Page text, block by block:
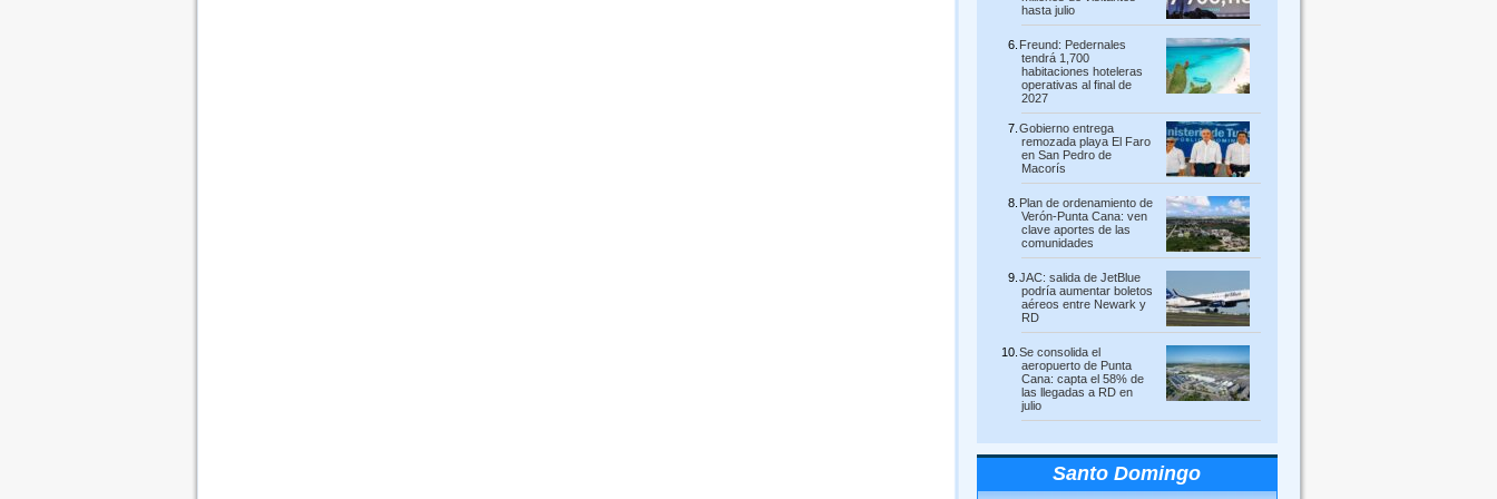
hasta julio
Freund: Pedernales
tendrá 1,700
habitaciones hoteleras
operativas al final de
2027
Gobierno entrega
remozada playa El Faro
en San Pedro de
Macorís
Plan de ordenamiento de
Verón-Punta Cana: ven
clave aportes de las
comunidades
JAC: salida de JetBlue
podría aumentar boletos
aéreos entre Newark y
RD
Se consolida el
aeropuerto de Punta
Cana: capta el 58% de
las llegadas a RD en
julio
Santo Domingo